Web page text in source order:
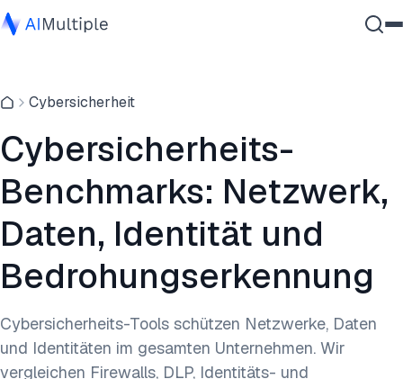
Cybersicherheit
Daten
Unternehmenssoftware
Dienstleistungen
Kontaktieren
Cybersicherheit
Cybersicherheits-
Benchmarks: Netzwerk,
Daten, Identität und
Bedrohungserkennung
Cybersicherheits-Tools schützen Netzwerke, Daten
und Identitäten im gesamten Unternehmen. Wir
vergleichen Firewalls, DLP, Identitäts- und